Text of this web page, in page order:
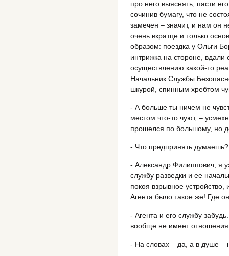
про него выяснять, пасти
сочинив бумагу, что не
замечен – значит, и нам он
очень вкратце и только
образом: поездка у Ольги
интрижка на стороне,
осуществлению какой-то
Начальник Службы
шкурой, спинным хребтом
- А больше ты ничем не
местом что-то чуют, –
прошелся по большому, но
- Что предпринять
- Александр Филиппович, я
службу разведки и ее
покоя взрывное
Агента было такое же! Где
- Агента и его службу
вообще не имеет отношения
- На словах – да, а в душе –